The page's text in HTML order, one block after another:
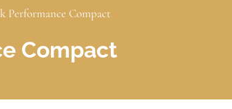
Performance Compact
Compact